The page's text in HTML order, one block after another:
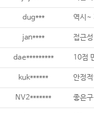
dug***
jan****
dae********* 10점
kuk****** 안정
NV2******* 좋은